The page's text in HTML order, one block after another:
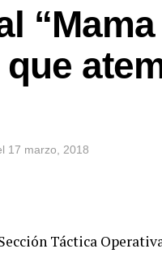
17 marzo, 2018
Táctica